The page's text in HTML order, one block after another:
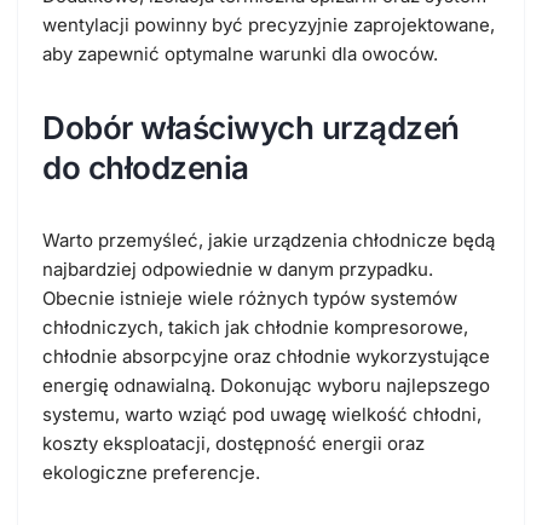
wentylacji powinny być precyzyjnie zaprojektowane,
aby zapewnić optymalne warunki dla owoców.
Dobór właściwych urządzeń
do chłodzenia
Warto przemyśleć, jakie urządzenia chłodnicze będą
najbardziej odpowiednie w danym przypadku.
Obecnie istnieje wiele różnych typów systemów
chłodniczych, takich jak chłodnie kompresorowe,
chłodnie absorpcyjne oraz chłodnie wykorzystujące
energię odnawialną. Dokonując wyboru najlepszego
systemu, warto wziąć pod uwagę wielkość chłodni,
koszty eksploatacji, dostępność energii oraz
ekologiczne preferencje.